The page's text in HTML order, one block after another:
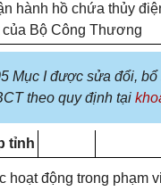
hành hồ chứa thủy
Bộ Công Thương
Mục I được sửa đổi,
theo quy định tại
tỉnh
hoạt động trong phạm